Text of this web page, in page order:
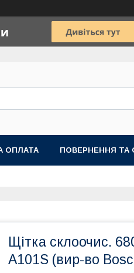
ОПЛАТА ПОВЕРНЕННЯ ТА
Щітка склоочис.
A101S (вир-во